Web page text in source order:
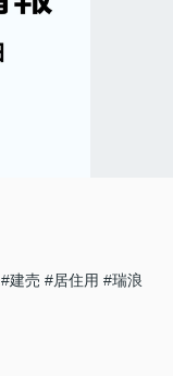
#建売 #居住用 #瑞浪